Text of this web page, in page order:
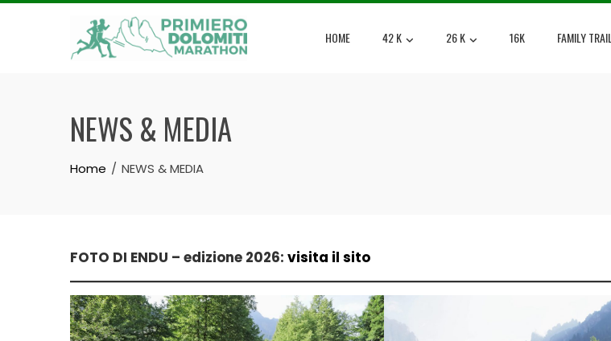
Skip
HOME 42 K 26 K 16K FAMILY TRAIL
NEWS & MEDIA
Home NEWS & MEDIA
FOTO DI ENDU – edizione 2026: visita il sito